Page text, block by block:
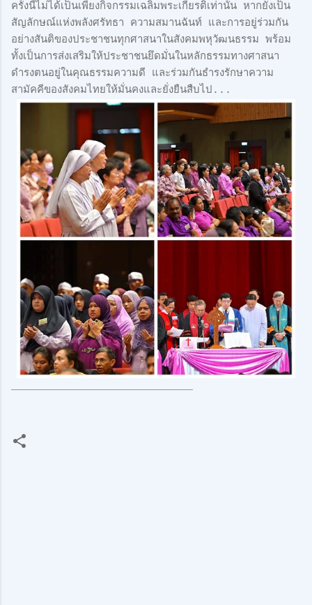
ครั้งนี้ไม่ได้เป็นเพียงกิจกรรมเฉลิมพระเกียรติเท่านั้น หากยังเป็น
สัญลักษณ์แห่งพลังศรัทธา ความสมานฉันท์ และการอยู่ร่วมกัน
อย่างสันติของประชาชนทุกศาสนาในสังคมพหุวัฒนธรรม พร้อม
ทั้งเป็นการส่งเสริมให้ประชาชนยึดมั่นในหลักธรรมทางศาสนา
ดำรงตนอยู่ในคุณธรรมความดี และร่วมกันธำรงรักษาความ
สามัคคีของสังคมไทยให้มั่นคงและยั่งยืนสืบไป...
_____________________________